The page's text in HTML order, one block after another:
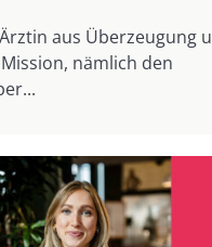
aus Überzeugung
nämlich den